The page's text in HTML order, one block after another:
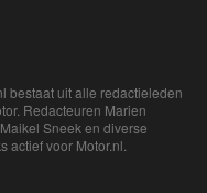
bestaat uit alle redactieleden
Redacteuren Marien
Sneek en diverse
actief voor Motor.nl.